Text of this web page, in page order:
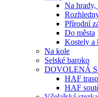
Na
Přírodní
Do města
Kostely a
Na kole
Selské baroko
DOVOLENÁ
HAF
HAF